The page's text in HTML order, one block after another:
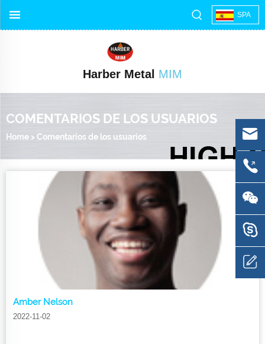
SPA
Harber Metal MIM
COMENTARIOS DE LOS USUARIOS
Home > Comentarios de los usuarios
Amber Nelson
2022-11-02